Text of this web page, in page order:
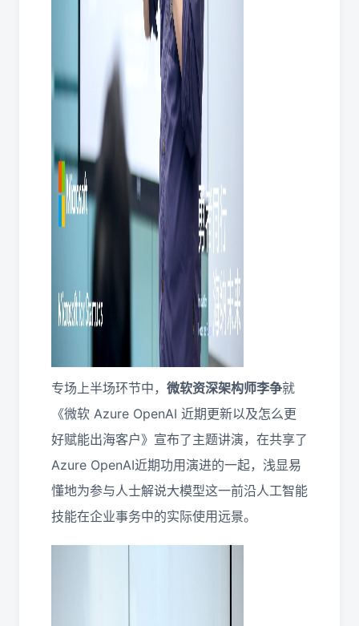
专场上半场环节中， 微软资深架构师李争就
《微软 Azure OpenAI 近期更新以及怎么更
好赋能出海客户》宣布了主题讲演，在共享了
Azure OpenAI近期功用演进的一起，浅显易
懂地为参与人士解说大模型这一前沿人工智能
技能在企业事务中的实际使用远景。